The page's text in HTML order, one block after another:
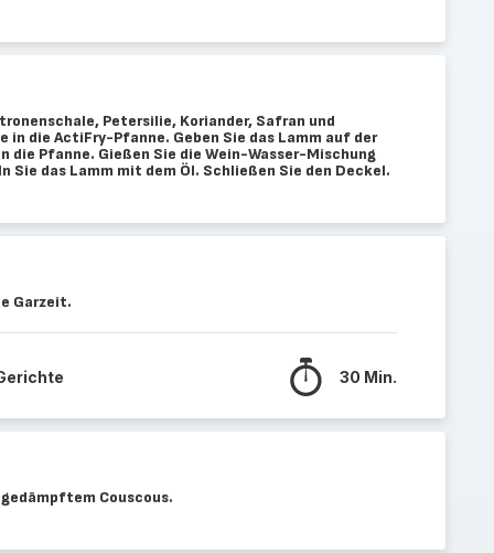
Petersilie, Koriander, Safran und
die ActiFry-Pfanne. Geben Sie das Lamm auf der
die Pfanne. Gießen Sie die Wein-Wasser-Mischung
Sie das Lamm mit dem Öl. Schließen Sie den Deckel.
Garzeit.
30 Min.
Couscous.